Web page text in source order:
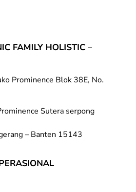
FAMILY HOLISTIC –
Prominence Blok 38E, No.
Sutera serpong
– Banten 15143